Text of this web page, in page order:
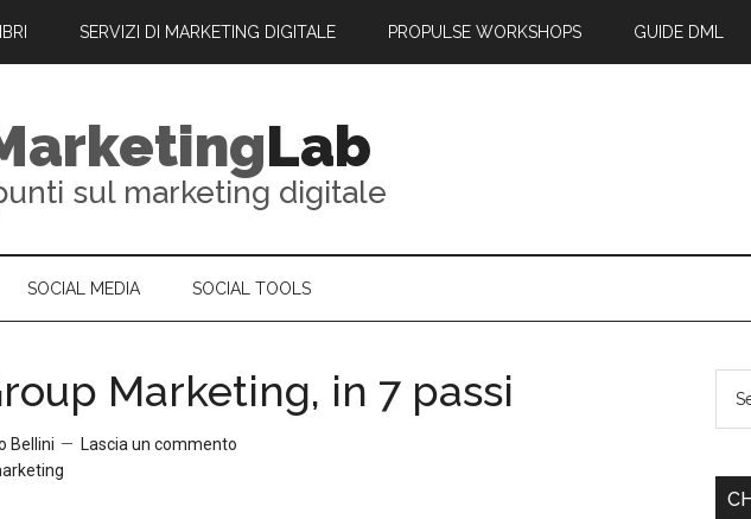
SERVIZI DI MARKETING DIGITALE PROPULSE WORKSHOPS GUIDE DML
Lab
sul marketing digitale
SOCIAL MEDIA SOCIAL TOOLS
Marketing, in 7 passi
Bellini
Lascia un commento